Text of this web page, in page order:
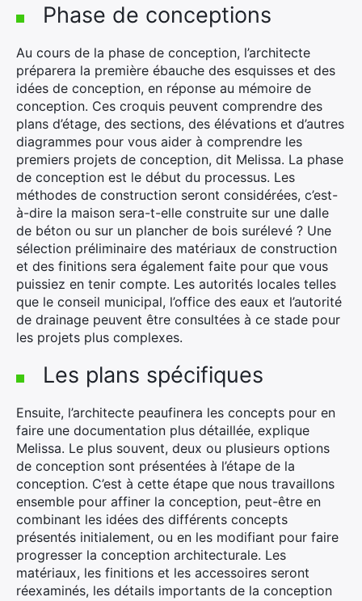
Phase de conceptions
Au cours de la phase de conception, l’architecte
préparera la première ébauche des esquisses et des
idées de conception, en réponse au mémoire de
conception. Ces croquis peuvent comprendre des
plans d’étage, des sections, des élévations et d’autres
diagrammes pour vous aider à comprendre les
premiers projets de conception, dit Melissa. La phase
de conception est le début du processus. Les
méthodes de construction seront considérées, c’est-
à-dire la maison sera-t-elle construite sur une dalle
de béton ou sur un plancher de bois surélevé ? Une
sélection préliminaire des matériaux de construction
et des finitions sera également faite pour que vous
puissiez en tenir compte. Les autorités locales telles
que le conseil municipal, l’office des eaux et l’autorité
de drainage peuvent être consultées à ce stade pour
les projets plus complexes.
Les plans spécifiques
Ensuite, l’architecte peaufinera les concepts pour en
faire une documentation plus détaillée, explique
Melissa. Le plus souvent, deux ou plusieurs options
de conception sont présentées à l’étape de la
conception. C’est à cette étape que nous travaillons
ensemble pour affiner la conception, peut-être en
combinant les idées des différents concepts
présentés initialement, ou en les modifiant pour faire
progresser la conception architecturale. Les
matériaux, les finitions et les accessoires seront
réexaminés, les détails importants de la conception